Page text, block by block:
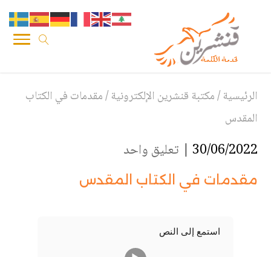
الرئيسية/مكتبة قنشرين الإلكترونية/مقدمات في الكتاب
المقدس
30/06/2022 | تعليق واحد
مقدمات في الكتاب المقدس
استمع إلى النص